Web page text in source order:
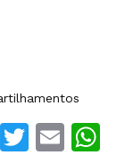
Facebook
Twitter
Email